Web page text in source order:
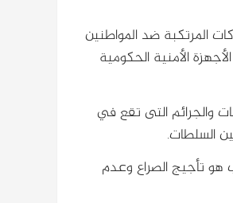
المرتكبة ضد المواطنين
الأمنية الحكومية
والجرائم التى تقع في
السلطات.
هو تأجيج الصراع وعدم